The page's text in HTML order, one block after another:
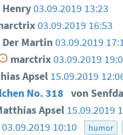
Henry03.09.2019 13:23
03.09.2019 16:53
Der Martin03.09.2019
marctrix03.09.2019
Apsel 15.09.2019
No. 318 von
Apsel 15.09.2019
03.09.2019 10:10 humor